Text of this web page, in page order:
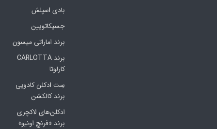
بادی اسپلش
جسیکاتویین
برند اماراتی میسون
برند CARLOTTA
کارلوتا
سِت ادکلن کادویی
برند کالکشن
ادکلن‌های لاکچری
برند «فرنچ اونیو»